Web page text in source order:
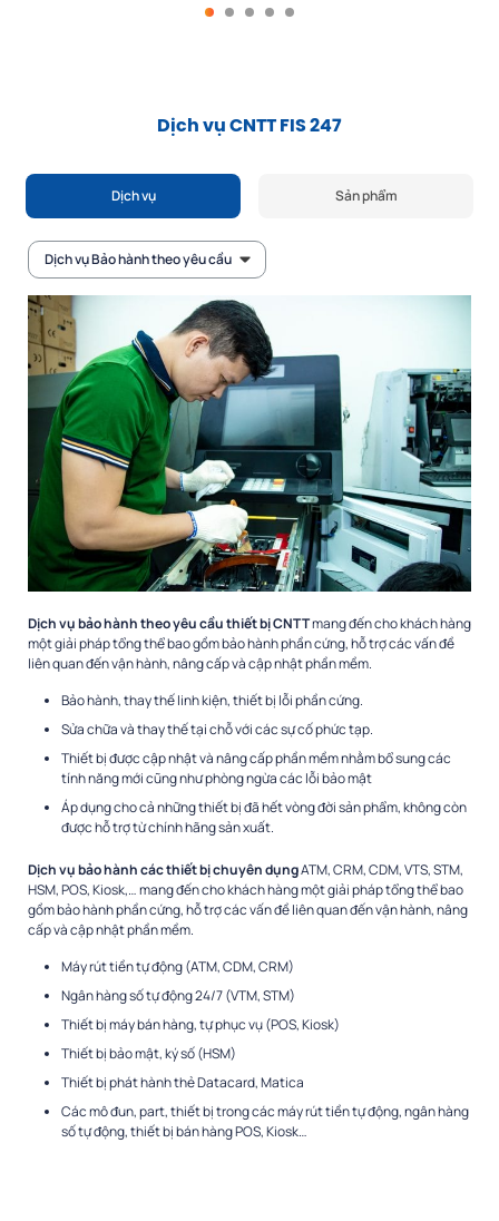
Dịch vụ CNTT FIS 247
Dịch vụ Sản phẩm
Dịch vụ Bảo hành theo yêu cầu
Dịch vụ bảo hành theo yêu cầu thiết bị CNTTmang đến cho khách hàng
một giải pháp tổng thể bao gồm bảo hành phần cứng, hỗ trợ các vấn đề
liên quan đến vận hành, nâng cấp và cập nhật phần mềm.
Bảo hành, thay thế linh kiện, thiết bị lỗi phần cứng.
Sửa chữa và thay thế tại chỗ với các sự cố phức tạp.
Thiết bị được cập nhật và nâng cấp phần mềm nhằm bổ sung các
tínhnăng mới cũng như phòng ngừa các lỗi bảo mật
Áp dụng cho cả những thiết bị đã hết vòng đời sản phẩm,không còn
được hỗ trợ từ chính hãng sản xuất.
Dịch vụ bảo hành các thiết bị chuyên dụngATM, CRM, CDM, VTS, STM,
HSM, POS, Kiosk,… mang đến cho khách hàng một giải pháp tổng thể bao
gồm bảo hành phần cứng, hỗ trợ các vấn đề liên quan đến vận hành, nâng
cấp và cập nhật phần mềm.
Máy rút tiền tự động (ATM, CDM, CRM)
Ngân hàng số tự động 24/7 (VTM, STM)
Thiết bị máy bán hàng, tự phục vụ (POS, Kiosk)
Thiết bị bảo mật, ký số (HSM)
Thiết bị phát hành thẻ Datacard, Matica
Các mô đun, part, thiết bị trong các máy rút tiền tự động, ngân hàng
sốtự động, thiết bị bán hàng POS, Kiosk…